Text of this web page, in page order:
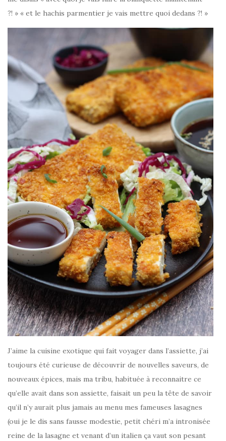
?! » « et le hachis parmentier je vais mettre quoi dedans ?! »
J’aime la cuisine exotique qui fait voyager dans l’assiette, j’ai
toujours été curieuse de découvrir de nouvelles saveurs, de
nouveaux épices, mais ma tribu, habituée à reconnaitre ce
qu’elle avait dans son assiette, faisait un peu la tête de savoir
qu’il n’y aurait plus jamais au menu mes fameuses lasagnes
(oui je le dis sans fausse modestie, petit chéri m’a intronisée
reine de la lasagne et venant d’un italien ça vaut son pesant